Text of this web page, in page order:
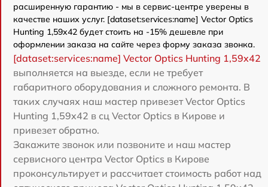
расширенную гарантию - мы в сервис-центре уверены в
качестве наших услуг. [dataset:services:name] Vector Optics
Hunting 1,59x42 будет стоить на -15% дешевле при
оформлении заказа на сайте через форму заказа звонка.
[dataset:services:name] Vector Optics Hunting 1,59x42
выполняется на выезде, если не требует
габаритного оборудования и сложного ремонта. В
таких случаях наш мастер привезет Vector Optics
Hunting 1,59x42 в сц Vector Optics в Кирове и
привезет обратно.
Закажите звонок или позвоните и наш мастер
сервисного центра Vector Optics в Кирове
проконсультирует и рассчитает стоимость работ над